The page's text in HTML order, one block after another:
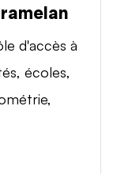
d'accès à
écoles,